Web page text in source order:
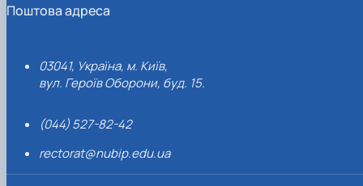
Поштова адреса
03041, Україна, м. Київ,
вул. Героїв Оборони, буд. 15.
(044) 527-82-42
rectorat@nubip.edu.ua